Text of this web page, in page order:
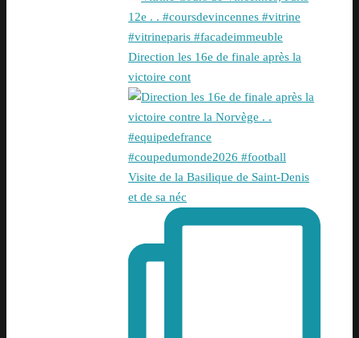
Direction les 16e de finale après la
victoire cont
Visite de la Basilique de Saint-Denis
et de sa néc